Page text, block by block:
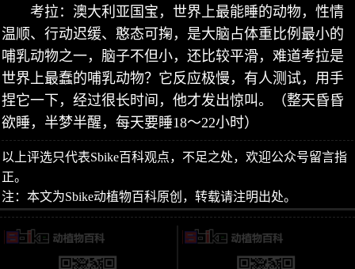
考拉：澳大利亚国宝，世界上最能睡的动物，性情
温顺、行动迟缓、憨态可掬，是大脑占体重比例最小的
哺乳动物之一，脑子不但小，还比较平滑，难道考拉是
世界上最蠢的哺乳动物？它反应极慢，有人测试，用手
捏它一下，经过很长时间，他才发出惊叫。（整天昏昏
欲睡，半梦半醒，每天要睡18～22小时）
以上评选只代表Sbike百科观点，不足之处，欢迎公众号留言指
正。
注：本文为Sbike动植物百科原创，转载请注明出处。